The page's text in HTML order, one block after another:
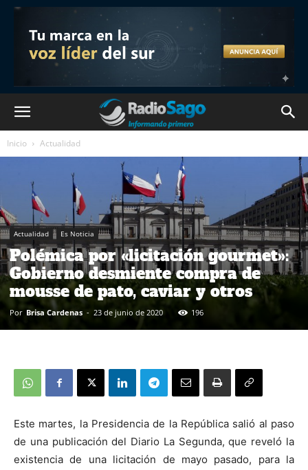
Inicio Actualidad
Actualidad Es Noticia
Polémica por «licitación gourmet»:
Gobierno desmiente compra de
mousse de pato, caviar y otros
Por Brisa Cardenas - 23 de junio de 2020 196
Este martes, la Presidencia de la República salió al paso
de una publicación del Diario La Segunda, que reveló la
existencia de una licitación de mayo pasado, para la